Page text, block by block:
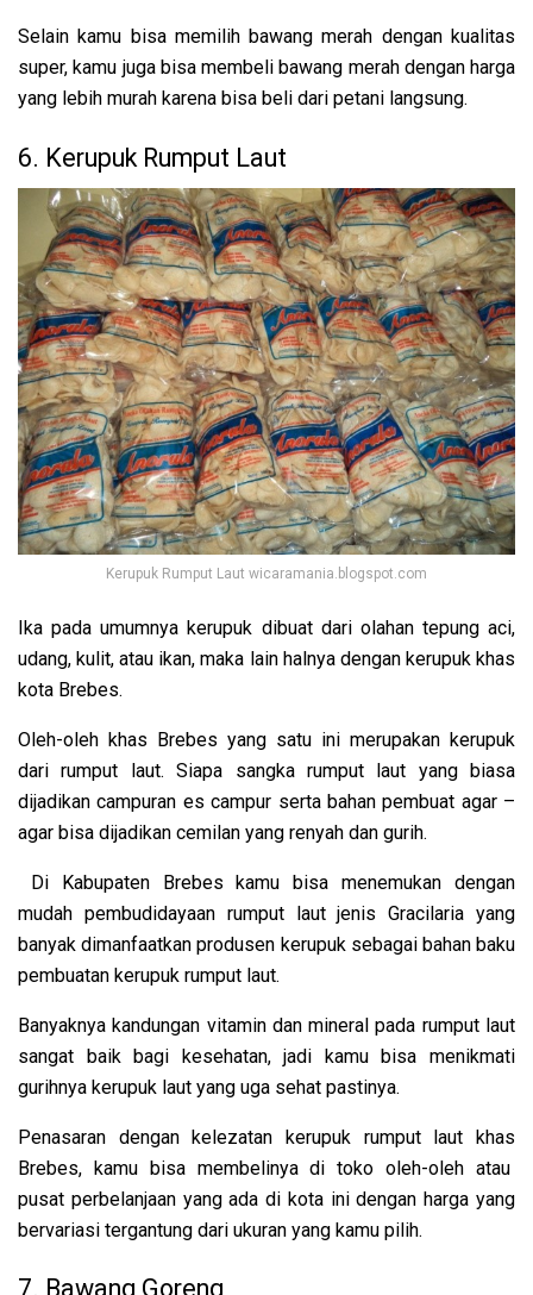
Selain kamu bisa memilih bawang merah dengan kualitas
super, kamu juga bisa membeli bawang merah dengan harga
yang lebih murah karena bisa beli dari petani langsung.
6. Kerupuk Rumput Laut
Kerupuk Rumput Laut wicaramania.blogspot.com
Ika pada umumnya kerupuk dibuat dari olahan tepung aci,
udang, kulit, atau ikan, maka lain halnya dengan kerupuk khas
kota Brebes.
Oleh-oleh khas Brebes yang satu ini merupakan kerupuk
dari rumput laut. Siapa sangka rumput laut yang biasa
dijadikan campuran es campur serta bahan pembuat agar –
agar bisa dijadikan cemilan yang renyah dan gurih.
Di Kabupaten Brebes kamu bisa menemukan dengan
mudah pembudidayaan rumput laut jenis Gracilaria yang
banyak dimanfaatkan produsen kerupuk sebagai bahan baku
pembuatan kerupuk rumput laut.
Banyaknya kandungan vitamin dan mineral pada rumput laut
sangat baik bagi kesehatan, jadi kamu bisa menikmati
gurihnya kerupuk laut yang uga sehat pastinya.
Penasaran dengan kelezatan kerupuk rumput laut khas
Brebes, kamu bisa membelinya di toko oleh-oleh atau
pusat perbelanjaan yang ada di kota ini dengan harga yang
bervariasi tergantung dari ukuran yang kamu pilih.
7. Bawang Goreng